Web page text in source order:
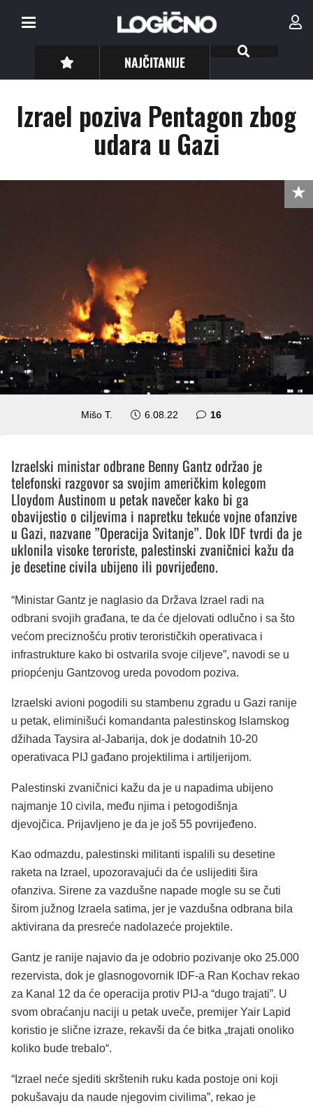
NAJČITANIJE
Izrael poziva Pentagon zbog
udara u Gazi
Mišo T. 6.08.22 16komentara
Izraelski ministar odbrane Benny Gantz održao je
telefonski razgovor sa svojim američkim kolegom
Lloydom Austinom u petak navečer kako bi ga
obavijestio o ciljevima i napretku tekuće vojne ofanzive
u Gazi, nazvane ”Operacija Svitanje”. Dok IDF tvrdi da je
uklonila visoke teroriste, palestinski zvaničnici kažu da
je desetine civila ubijeno ili povrijeđeno.
“Ministar Gantz je naglasio da Država Izrael radi na
odbrani svojih građana, te da će djelovati odlučno i sa što
većom preciznošću protiv terorističkih operativaca i
infrastrukture kako bi ostvarila svoje ciljeve”, navodi se u
priopćenju Gantzovog ureda povodom poziva.
Izraelski avioni pogodili su stambenu zgradu u Gazi ranije
u petak, eliminišući komandanta palestinskog Islamskog
džihada Taysira al-Jabarija, dok je dodatnih 10-20
operativaca PIJ gađano projektilima i artiljerijom.
Palestinski zvaničnici kažu da je u napadima ubijeno
najmanje 10 civila, među njima i petogodišnja
djevojčica. Prijavljeno je da je još 55 povrijeđeno.
Kao odmazdu, palestinski militanti ispalili su desetine
raketa na Izrael, upozoravajući da će uslijediti šira
ofanziva. Sirene za vazdušne napade mogle su se čuti
širom južnog Izraela satima, jer je vazdušna odbrana bila
aktivirana da presreće nadolazeće projektile.
Gantz je ranije najavio da je odobrio pozivanje oko 25.000
rezervista, dok je glasnogovornik IDF-a Ran Kochav rekao
za Kanal 12 da će operacija protiv PIJ-a “dugo trajati”. U
svom obraćanju naciji u petak uveče, premijer Yair Lapid
koristio je slične izraze, rekavši da će bitka „trajati onoliko
koliko bude trebalo“.
“Izrael neće sjediti skrštenih ruku kada postoje oni koji
pokušavaju da naude njegovim civilima”, rekao je